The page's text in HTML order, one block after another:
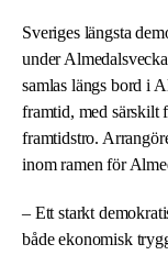
Sveriges längsta
under
samlas längs bord i
framtid, med särskilt
framtidstro.
inom ramen för
– Ett starkt
både ekonomisk